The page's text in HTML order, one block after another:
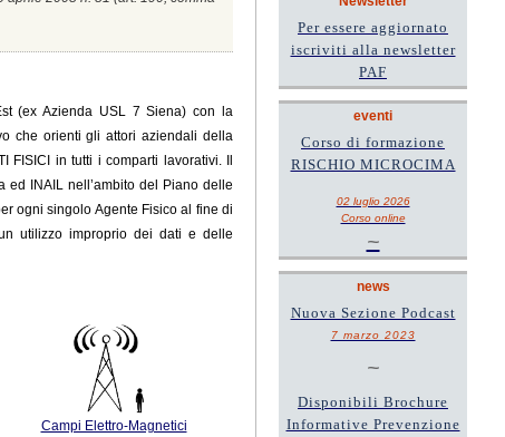
(ex Azienda USL 7 Siena) con la
che orienti gli attori aziendali della
in tutti i comparti lavorativi. Il
ed INAIL nell’ambito del Piano delle
ogni singolo Agente Fisico al fine di
utilizzo improprio dei dati e delle
Campi Elettro-Magnetici
Per essere aggiornato
iscriviti alla newsletter
PAF
eventi
Corso di formazione
RISCHIO MICROCIMA
02 luglio 2026
Corso online
~
news
Nuova Sezione Podcast
7 marzo 2023
~
Disponibili Brochure
Informative Prevenzione